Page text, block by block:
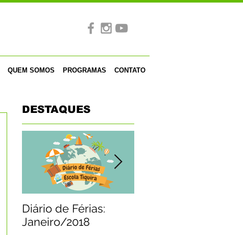
QUEM SOMOS PROGRAMAS CONTATO
DESTAQUES
Diário de Férias:
Janeiro/2018